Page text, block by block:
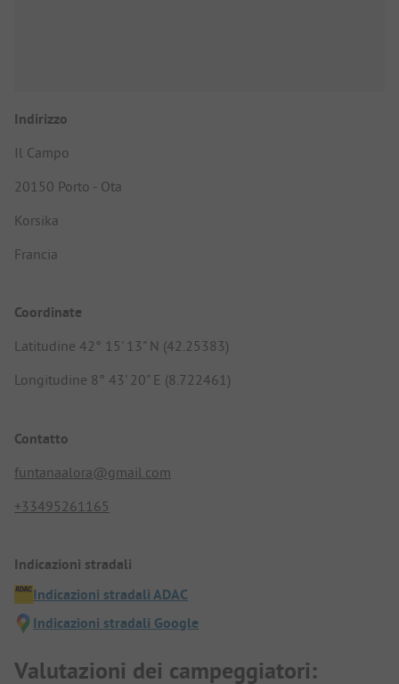
Indirizzo
Il Campo
20150 Porto - Ota
Korsika
Francia
Coordinate
Latitudine 42° 15' 13" N (42.25383)
Longitudine 8° 43' 20" E (8.722461)
Contatto
funtanaalora@gmail.com
+33495261165
Indicazioni stradali
Indicazioni stradali ADAC
Indicazioni stradali Google
Valutazioni dei campeggiatori: